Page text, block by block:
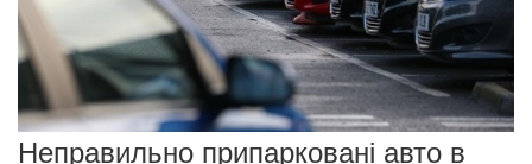
Неправильно припарковані авто в